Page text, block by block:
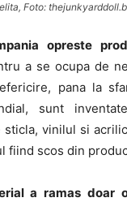
Foto:
opreste
a se ocupa de
pana la
sunt
sticla, vinilul si
fiind scos din
a ramas doar